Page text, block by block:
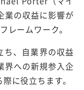
業の収益に影響が
レームワーク。
、自業界の収益
界への新規参入企
に役立ちます。